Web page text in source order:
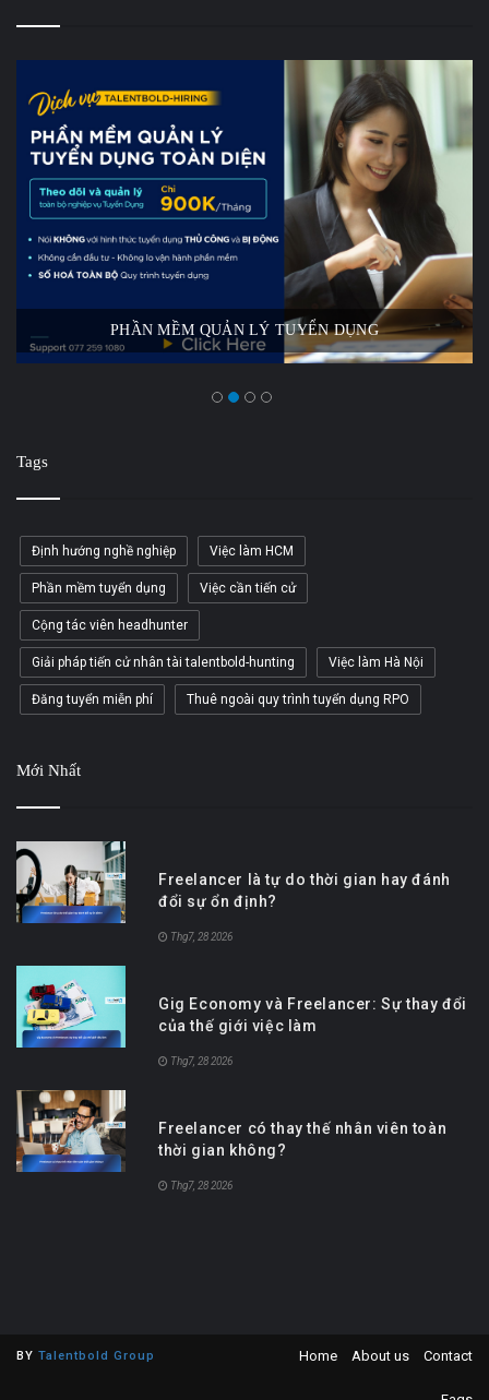
PHẦN MỀM QUẢN LÝ TUYỂN DỤNG
Tags
Định hướng nghề nghiệp Việc làm HCM
Phần mềm tuyển dụng Việc cần tiến cử
Cộng tác viên headhunter
Giải pháp tiến cử nhân tài talentbold-hunting Việc làm Hà Nội
Đăng tuyển miễn phí Thuê ngoài quy trình tuyển dụng RPO
Mới Nhất
Freelancer là tự do thời gian hay đánh
đổi sự ổn định?
Thg7, 28 2026
Gig Economy và Freelancer: Sự thay đổi
của thế giới việc làm
Thg7, 28 2026
Freelancer có thay thế nhân viên toàn
thời gian không?
Thg7, 28 2026
BY Talentbold Group Home About us Contact